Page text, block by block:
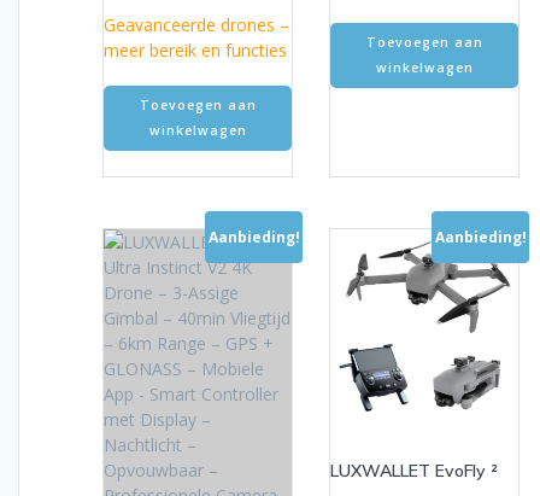
€299.95.€249.95.
Geavanceerde drones –
meer bereik en functies
Toevoegen aan
winkelwagen
Toevoegen aan
winkelwagen
Aanbieding! Aanbieding!
LUXWALLET EvoFly ²